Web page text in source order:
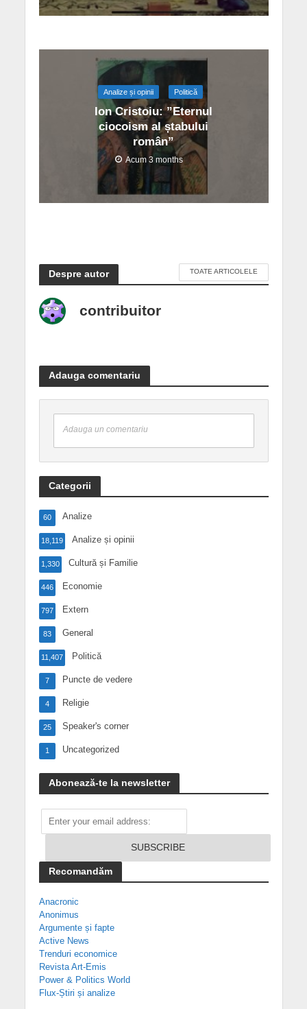
Analize și opinii Politică
Ion Cristoiu: ”Eternul
ciocoism al ștabului
român”
Acum 3 months
Despre autor TOATE ARTICOLELE
contribuitor
Adauga comentariu
Adauga un comentariu
Categorii
Analize
60
Analize și opinii
18,119
Cultură și Familie
1,330
Economie
446
Extern
797
General
83
Politică
11,407
Puncte de vedere
7
Religie
4
Speaker's corner
25
Uncategorized
1
Abonează-te la newsletter
Recomandăm
Anacronic
Anonimus
Argumente și fapte
Active News
Trenduri economice
Revista Art-Emis
Power & Politics World
Flux-Știri și analize